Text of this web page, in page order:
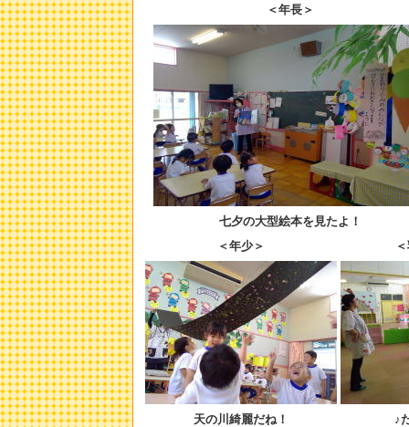
＜年長＞
七夕の大型絵本を見たよ！
＜年少＞
天の川綺麗だね！ ♪